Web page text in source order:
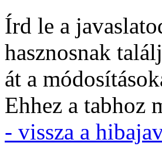
Írd le a
hasznosnak
át a
Ehhez a tabhoz
- vissza a